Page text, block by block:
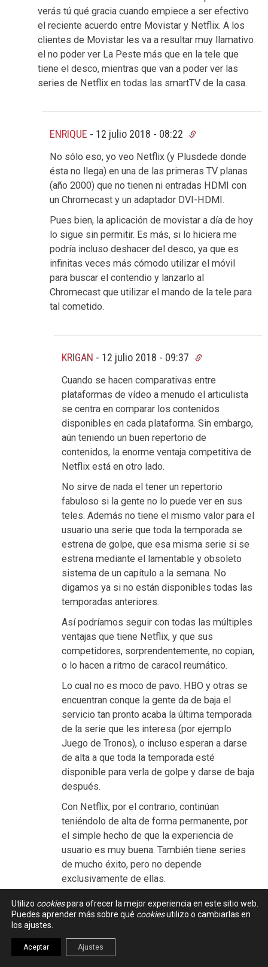
verás tú qué gracia cuando empiece a ser efectivo
el reciente acuerdo entre Movistar y Netflix. A los
clientes de Movistar les va a resultar muy llamativo
el no poder ver La Peste más que en la tele que
tiene el desco, mientras que van a poder ver las
series de Netflix en todas las smartTV de la casa.
ENRIQUE - 12 julio 2018 - 08:22
No sólo eso, yo veo Netflix (y Plusdede donde
ésta no llega) en una de las primeras TV planas
(año 2000) que no tienen ni entradas HDMI con
un Chromecast y un adaptador DVI-HDMI.
Pues bien, la aplicación de movistar a día de hoy
lo sigue sin permitir. Es más, si lo hiciera me
podría incluso deshacer del desco, ya que es
infinitas veces más cómodo utilizar el móvil
para buscar el contendio y lanzarlo al
Chromecast que utilizar el mando de la tele para
tal cometido.
KRIGAN - 12 julio 2018 - 09:37
Cuando se hacen comparativas entre
plataformas de vídeo a menudo el articulista
se centra en comparar los contenidos
disponibles en cada plataforma. Sin embargo,
aún teniendo un buen repertorio de
contenidos, la enorme ventaja competitiva de
Netflix está en otro lado.
No sirve de nada el tener un repertorio
fabuloso si la gente no lo puede ver en sus
teles. Además no tiene el mismo valor para el
usuario una serie que toda la temporada se
estrena de golpe, que esa misma serie si se
estrena mediante el lamentable y obsoleto
sistema de un capítulo a la semana. No
digamos ya si no están disponibles todas las
temporadas anteriores.
Así podríamos seguir con todas las múltiples
ventajas que tiene Netflix, y que sus
competidores, sorprendentemente, no copian,
o lo hacen a ritmo de caracol reumático.
Lo cual no es moco de pavo. HBO y otras se
encuentran conque la gente da de baja el
servicio tan pronto acaba la última temporada
de la serie que les interesa (por ejemplo
Juego de Tronos), o incluso esperan a darse
de alta a que toda la temporada esté
disponible para verla de golpe y darse de baja
después.
Con Netflix, por el contrario, continúan
teniéndolo de alta de forma permanente, por
el simple hecho de que la experiencia de
usuario es muy buena. También tiene series
de mucho éxito, pero no depende
exclusivamente de ellas.
Eso significa más dinero para producir series
y pelis propias, o comprar los derechos de
escala planetaria, mientras que la expansión
internacional de otros va muy por detrás, o
Utilizo cookiespara ofrecer la mejor experiencia en este sitio web.
Puedes aprender más sobre qué cookiesutilizo o cambiarlas en
los ajustes.
Aceptar Ajustes